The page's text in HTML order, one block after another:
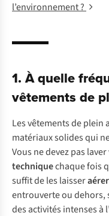
l’environnement ?
1. À quelle
vêtements de
Les vêtements de
matériaux solides qui
Vous ne devez pas
techniquechaque fois
suffit de les laisseraérer
entrouverte ou dehors,
des activités intenses à